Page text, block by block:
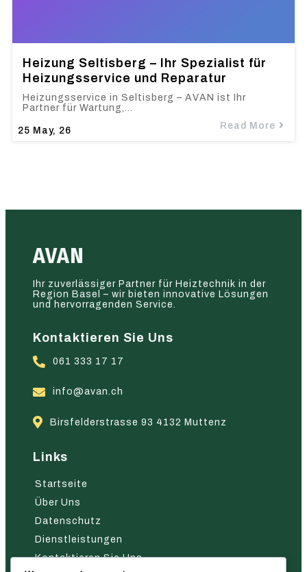
Heizung Seltisberg – Ihr Spezialist für
Heizungsservice und Reparatur
25 May, 26
Heizungsservice in Seltisberg – AVAN ist Ihr
Partner für Wartung,…
Read More
AVAN
Ihr zuverlässiger Partner für Heiztechnik in der
Region Basel – wir bieten innovative Lösungen
und hervorragenden Service.
Kontaktieren Sie Uns
061 333 17 17
info@avan.ch
Birsfelderstrasse 93 4132 Muttenz
Links
Startseite
Über Uns
Datenschutz
Dienstleistungen
Kontaktieren Sie Uns